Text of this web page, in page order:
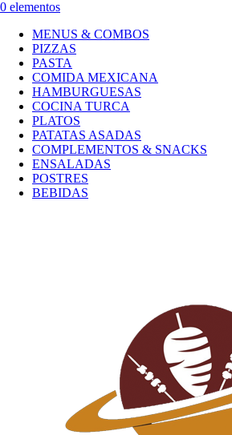
0 elementos
MENUS & COMBOS
PIZZAS
PASTA
COMIDA MEXICANA
HAMBURGUESAS
COCINA TURCA
PLATOS
PATATAS ASADAS
COMPLEMENTOS & SNACKS
ENSALADAS
POSTRES
BEBIDAS